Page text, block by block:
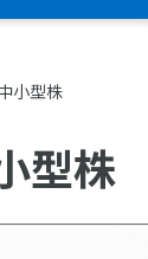
小型株
型株